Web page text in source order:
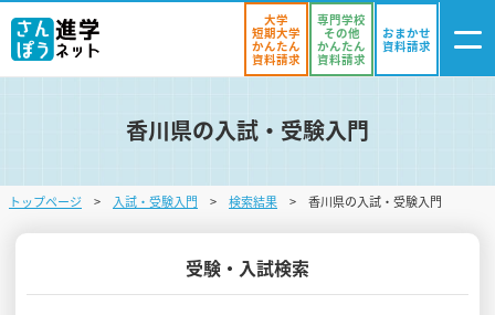
ログイン
・登録
気になる
学校を探す
オープンキャンパスを探す
大学
短期大学
かんたん
資料請求
専門学校
その他
かんたん
資料請求
おまかせ
資料請求
香川県の入試・受験入門
トップページ 入試・受験入門 検索結果 香川県の入試・受験入門
受験・入試検索